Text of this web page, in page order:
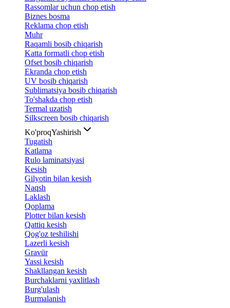
Rassomlar uchun chop etish
Biznes bosma
Reklama chop etish
Muhr
Raqamli bosib chiqarish
Katta formatli chop etish
Ofset bosib chiqarish
Ekranda chop etish
UV bosib chiqarish
Sublimatsiya bosib chiqarish
To'shakda chop etish
Termal uzatish
Silkscreen bosib chiqarish
Ko'proqYashirish
Tugatish
Katlama
Rulo laminatsiyasi
Kesish
Gilyotin bilan kesish
Naqsh
Laklash
Qoplama
Plotter bilan kesish
Qattiq kesish
Qog'oz teshilishi
Lazerli kesish
Gravür
Yassi kesish
Shakllangan kesish
Burchaklarni yaxlitlash
Burg'ulash
Burmalanish